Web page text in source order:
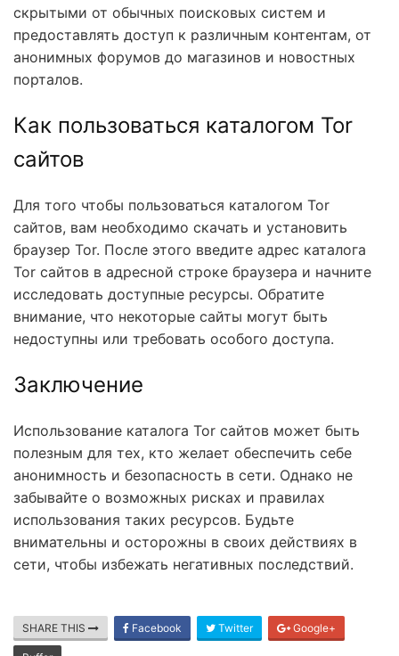
скрытыми от обычных поисковых систем и
предоставлять доступ к различным контентам, от
анонимных форумов до магазинов и новостных
порталов.
Как пользоваться каталогом Tor
сайтов
Для того чтобы пользоваться каталогом Tor
сайтов, вам необходимо скачать и установить
браузер Tor. После этого введите адрес каталога
Tor сайтов в адресной строке браузера и начните
исследовать доступные ресурсы. Обратите
внимание, что некоторые сайты могут быть
недоступны или требовать особого доступа.
Заключение
Использование каталога Tor сайтов может быть
полезным для тех, кто желает обеспечить себе
анонимность и безопасность в сети. Однако не
забывайте о возможных рисках и правилах
использования таких ресурсов. Будьте
внимательны и осторожны в своих действиях в
сети, чтобы избежать негативных последствий.
SHARE THIS Facebook Twitter Google+